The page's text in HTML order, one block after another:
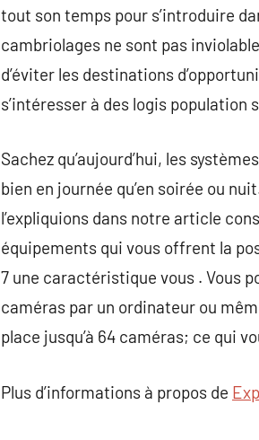
tout son temps pour s’introduire
cambriolages ne sont pas
d’éviter les destinations
s’intéresser à des logis population
Sachez qu’aujourd’hui, les
bien en journée qu’en soirée ou
l’expliquions dans notre article
équipements qui vous offrent la
7 une caractéristique vous . Vous
caméras par un ordinateur ou
place jusqu’à 64 caméras; ce qui
Plus d’informations à propos de